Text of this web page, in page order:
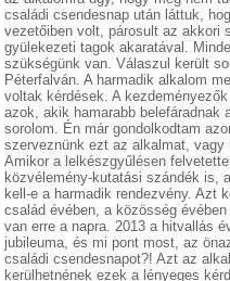
családi csendesnap után láttuk,
vezetőiben volt, párosult az akkori
gyülekezeti tagok akaratával.
szükségünk van. Válaszul került
Péterfalván. A harmadik alkalom
voltak kérdések. A
azok, akik hamarabb belefáradnak
sorolom. Én már gondolkodtam
szerveznünk ezt az alkalmat,
Amikor a lelkészgyűlésen
közvélemény-kutatási szándék is,
kell-e a harmadik rendezvény. Azt
család évében, a közösség
van erre a napra. 2013 a hitvallás
jubileuma, és mi pont most, az
családi csendesnapot?! Azt az
kerülhetnének ezek a lényeges